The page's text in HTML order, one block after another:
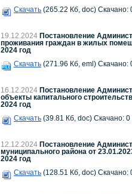
Скачать (265.22 Кб, doc) Скачано:
19.12.2024 Постановление
проживания граждан в жилых
2024 год
Скачать (271.96 Кб, eml) Скачано:
16.12.2024 Постановление
объекты капитального
2024 год
Скачать (39.81 Кб, doc) Скачано: 0
12.12.2024 Постановление
муниципального района от
2024 год
Скачать (128.51 Кб, doc) Скачано: